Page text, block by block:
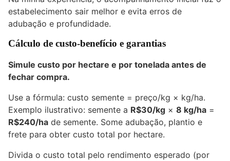
estabelecimento sair melhor e evita erros de
adubação e profundidade.
Cálculo de custo-benefício e garantias
Simule custo por hectare e por tonelada antes de
fechar compra.
Use a fórmula: custo semente = preço/kg × kg/ha.
Exemplo ilustrativo: semente a R$30/kg × 8 kg/ha =
R$240/ha de semente. Some adubação, plantio e
frete para obter custo total por hectare.
Divida o custo total pelo rendimento esperado (por